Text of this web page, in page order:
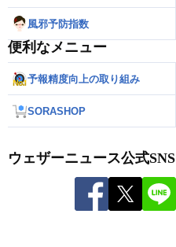
風邪予防指数
便利なメニュー
予報精度向上の取り組み
SORASHOP
ウェザーニュース公式SNS